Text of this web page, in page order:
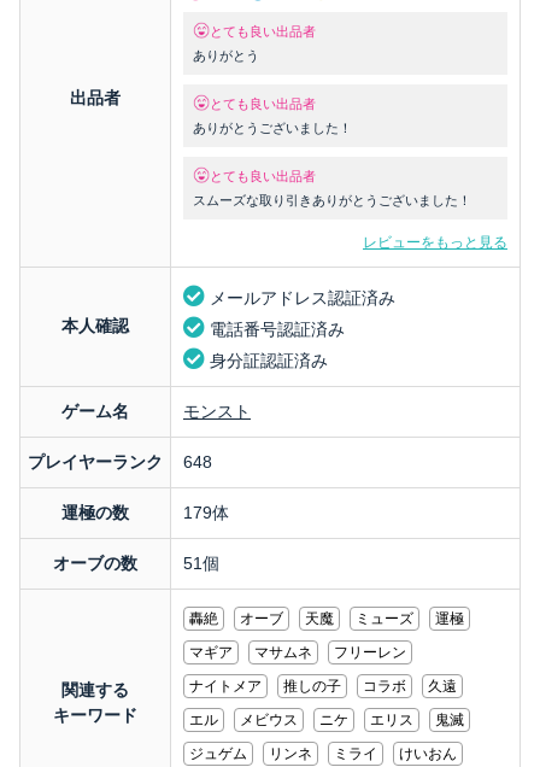
出品者
とても良い出品者
ありがとう
とても良い出品者
ありがとうございました！
とても良い出品者
スムーズな取り引きありがとうございました！
レビューをもっと見る
本人確認
メールアドレス認証済み
電話番号認証済み
身分証認証済み
ゲーム名 モンスト
プレイヤーランク 648
運極の数 179体
オーブの数 51個
関連する
キーワード
轟絶 オーブ 天魔 ミューズ
運極
マギア
マサムネ
フリーレン
ナイトメア
推しの子 コラボ
久遠
エル
メビウス ニケ エリス
鬼滅
ジュゲム
リンネ ミライ
けいおん